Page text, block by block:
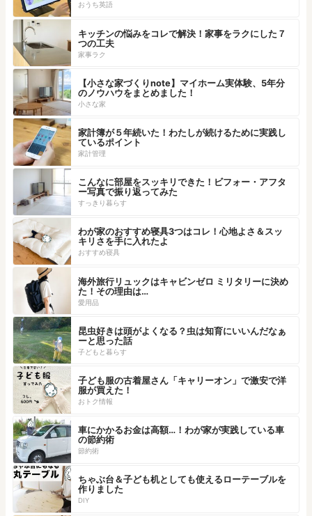
おうち英語
キッチンの悩みをコレで解決！家事をラクにした７
つの工夫
家事ラク
【小さな家づくりnote】マイホーム実体験、5年分
のノウハウをまとめました！
小さな家
家計簿が５年続いた！わたしが続けるために実践し
ているポイント
家計管理
こんなに部屋をスッキリできた！ビフォー・アフタ
ー写真で振り返ってみた
すっきり暮らす
わが家のおすすめ寝具3つはコレ！心地よさ＆スッ
キリさを手に入れたよ
おすすめ寝具
海外旅行リュックはキャビンゼロ ミリタリーに決め
た！その理由は…
愛用品
昆虫好きは頭がよくなる？虫は知育にいいんだなぁ
ーと思った話
子どもと暮らす
子ども服の古着屋さん「キャリーオン」で激安で洋
服が買えた！
おトク情報
車にかかるお金は高額…！わが家が実践している車
の節約術
節約術
ちゃぶ台＆子ども机としても使えるローテーブルを
作りました
DIY